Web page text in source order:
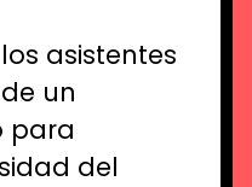
asistentes
un
para
del